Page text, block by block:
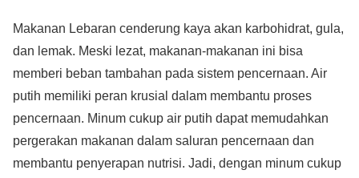
Makanan Lebaran cenderung kaya akan karbohidrat, gula,
dan lemak. Meski lezat, makanan-makanan ini bisa
memberi beban tambahan pada sistem pencernaan. Air
putih memiliki peran krusial dalam membantu proses
pencernaan. Minum cukup air putih dapat memudahkan
pergerakan makanan dalam saluran pencernaan dan
membantu penyerapan nutrisi. Jadi, dengan minum cukup